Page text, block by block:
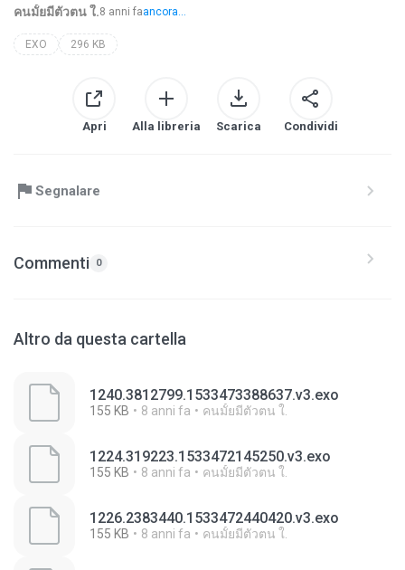
คนมั้ยมีตัวตน ใ.8 anni faancora...
EXO 296 KB
Apri Alla libreria Scarica Condividi
Segnalare
Commenti 0
Altro da questa cartella
1240.3812799.1533473388637.v3.exo
155 KB 8 anni fa คนมั้ยมีตัวตน ใ.
1224.319223.1533472145250.v3.exo
155 KB 8 anni fa คนมั้ยมีตัวตน ใ.
1226.2383440.1533472440420.v3.exo
155 KB 8 anni fa คนมั้ยมีตัวตน ใ.